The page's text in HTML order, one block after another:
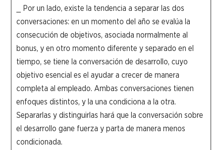
_ Por un lado, existe la tendencia a separar las dos
conversaciones: en un momento del año se evalúa la
consecución de objetivos, asociada normalmente al
bonus, y en otro momento diferente y separado en el
tiempo, se tiene la conversación de desarrollo, cuyo
objetivo esencial es el ayudar a crecer de manera
completa al empleado. Ambas conversaciones tienen
enfoques distintos, y la una condiciona a la otra.
Separarlas y distinguirlas hará que la conversación sobre
el desarrollo gane fuerza y parta de manera menos
condicionada.